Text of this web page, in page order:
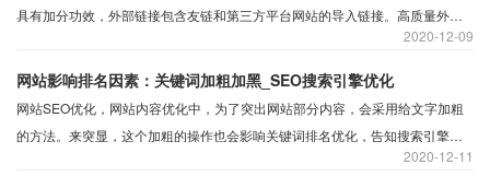
12-09
2020
具有加分功效，外部链接包含友链和第三方平台网站的导入链接。高质量外链
可以给网站带来流量，提升网页pv，有助于网站品牌知名度的提升和网页权重
及关键词排名上首页。
12-11
2020
网站影响排名因素：关键词加粗加黑_SEO搜索引擎优化
网站SEO优化，网站内容优化中，为了突出网站部分内容，会采用给文字加粗
的方法。来突显，这个加粗的操作也会影响关键词排名优化，告知搜索引擎注